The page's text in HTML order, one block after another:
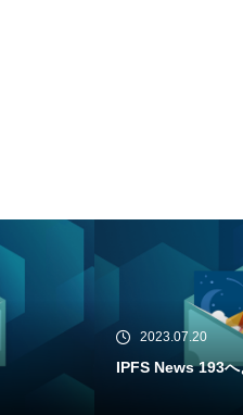
2023.07.20
Filecoin News 69